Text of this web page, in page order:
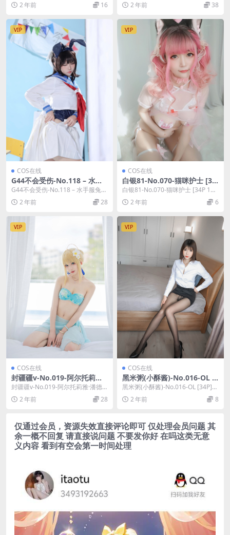
2 年前 16
不讲道理...
2 年前 38
VIP
COS在线
G44不会受伤-No.118 – 水手
服兔女郎咖啡厅 [27P]
G44不会受伤-No.118 – 水手服兔女
郎咖啡厅 [27P]，G44不会受伤...
2 年前 28
VIP
COS在线
白银81-No.070-猫咪护士 [34
P 1V]
白银81-No.070-猫咪护士 [34P 1
V]，白银81在线作品导航：白银8...
2 年前 6
VIP
COS在线
封疆疆v-No.019-阿尔托莉雅·
潘德拉贡 泳装 [40P]
封疆疆v-No.019-阿尔托莉雅·潘德
拉贡 泳装 [40P]，封疆疆v在线作
品...2 年前 28
VIP
COS在线
黑米粥(小酥酱)-No.016-OL [3
4P]
黑米粥(小酥酱)-No.016-OL [34P]，
黑米粥(小酥酱)在线作品导航：...
2 年前 8
仅通过会员，资源失效直接评论即可 仅处理会员问题 其
余一概不回复 请直接说问题 不要发你好 在吗这类无意
义内容 看到有空会第一时间处理